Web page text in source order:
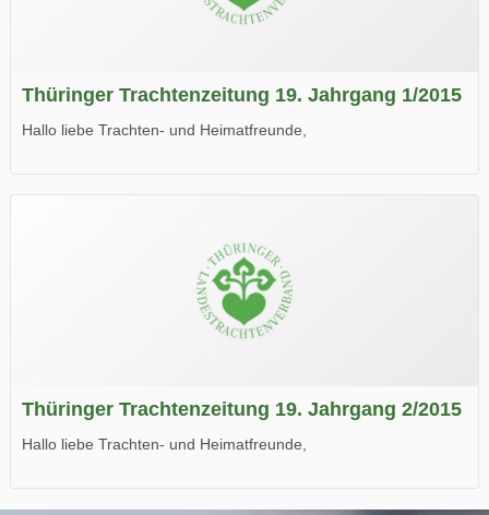
Thüringer Trachtenzeitung 19. Jahrgang 1/2015
Hallo liebe Trachten- und Heimatfreunde,
Wir wünschen Euch viel Spaß beim Lesen.
Thüringer Trachtenzeitung 19. Jahrgang 2/2015
Hallo liebe Trachten- und Heimatfreunde,
Wir wünschen Euch viel Spaß beim Lesen.